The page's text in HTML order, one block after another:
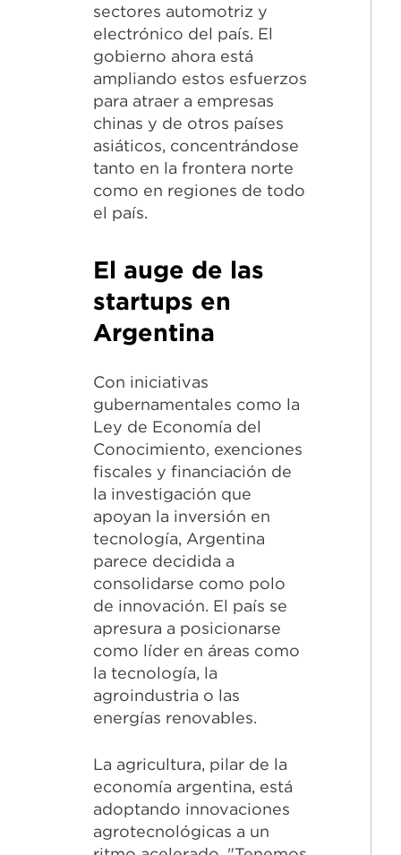
sectores automotriz y
electrónico del país. El
gobierno ahora está
ampliando estos esfuerzos
para atraer a empresas
chinas y de otros países
asiáticos, concentrándose
tanto en la frontera norte
como en regiones de todo
el país.
El auge de las
startups en
Argentina
Con iniciativas
gubernamentales como la
Ley de Economía del
Conocimiento, exenciones
fiscales y financiación de
la investigación que
apoyan la inversión en
tecnología, Argentina
parece decidida a
consolidarse como polo
de innovación. El país se
apresura a posicionarse
como líder en áreas como
la tecnología, la
agroindustria o las
energías renovables.
La agricultura, pilar de la
economía argentina, está
adoptando innovaciones
agrotecnológicas a un